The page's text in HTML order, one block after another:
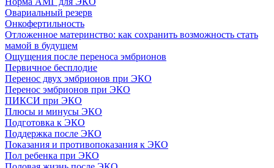
Овариальный резерв
Онкофертильность
Отложенное материнство: как сохранить возможность стать
мамой в будущем
Ощущения после переноса эмбрионов
Первичное бесплодие
Перенос двух эмбрионов при ЭКО
Перенос эмбрионов при ЭКО
ПИКСИ при ЭКО
Плюсы и минусы ЭКО
Подготовка к ЭКО
Поддержка после ЭКО
Показания и противопоказания к ЭКО
Пол ребенка при ЭКО